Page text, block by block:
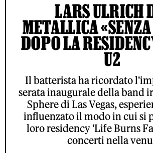
LARS ULRICH
METALLICA
DOPO LA
U2
Il batterista ha ricordato
serata inaugurale della band
Sphere di Las Vegas,
influenzato il modo in cui si
loro residency 'Life Burns
concerti nella